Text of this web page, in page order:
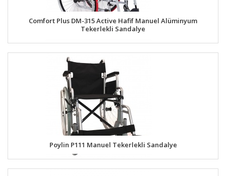
Comfort Plus DM-315 Active Hafif Manuel Alüminyum
Tekerlekli Sandalye
Poylin P111 Manuel Tekerlekli Sandalye